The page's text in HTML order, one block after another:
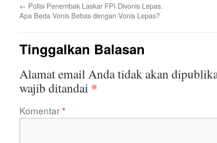
← Polisi Penembak Laskar FPI Divonis Lepas.
Apa Beda Vonis Bebas dengan Vonis Lepas?
Tinggalkan Balasan
Alamat email Anda tidak akan
wajib ditandai *
Komentar*